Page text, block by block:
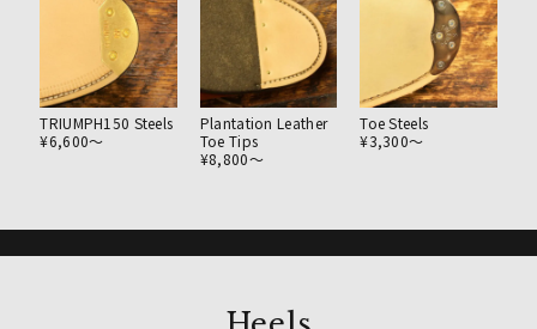
TRIUMPH150 Steels
¥6,600〜
Plantation Leather
Toe Tips
¥8,800〜
Toe Steels
¥3,300〜